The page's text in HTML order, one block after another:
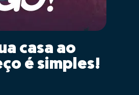
casa ao
é simples!